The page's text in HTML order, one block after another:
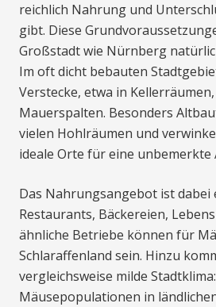
reichlich Nahrung und
gibt. Diese
Großstadt wie Nürnberg
Im oft dicht bebauten
Verstecke, etwa in
Mauerspalten. Besonders
vielen Hohlräumen und
ideale Orte für eine unbemerkte
Das Nahrungsangebot ist
Restaurants, Bäckereien,
ähnliche Betriebe können für
Schlaraffenland sein. Hinzu
vergleichsweise milde
Mäusepopulationen in